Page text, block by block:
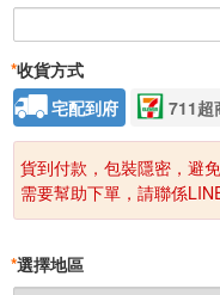
收貨方式
*
宅配到府
711超
貨到付款，包裝隱密，避
需要幫助下單，請聯係
選擇地區
*